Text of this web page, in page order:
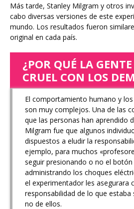
Más tarde, Stanley Milgram y otros
cabo diversas versiones de este
mundo. Los resultados fueron
original en cada país.
¿POR QUÉ LA
CRUEL CON LOS
El comportamiento humano y
son muy complejos. Una de las
que las personas han aprendido
Milgram fue que algunos
dispuestos a eludir la
ejemplo, para muchos
seguir presionando o no el botón
administrando los choques
el experimentador les asegurara
responsabilidad de lo que estaba
no de ellos.